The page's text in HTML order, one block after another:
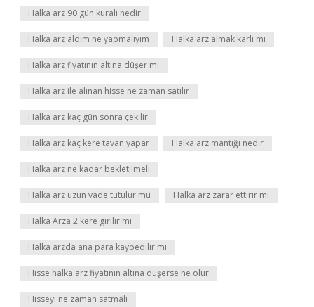
Halka arz 90 gün kuralı nedir
Halka arz aldım ne yapmalıyım Halka arz almak karlı mı
Halka arz fiyatının altına düşer mi
Halka arz ile alınan hisse ne zaman satılır
Halka arz kaç gün sonra çekilir
Halka arz kaç kere tavan yapar Halka arz mantığı nedir
Halka arz ne kadar bekletilmeli
Halka arz uzun vade tutulur mu Halka arz zarar ettirir mi
Halka Arza 2 kere girilir mi
Halka arzda ana para kaybedilir mi
Hisse halka arz fiyatının altına düşerse ne olur
Hisseyi ne zaman satmalı